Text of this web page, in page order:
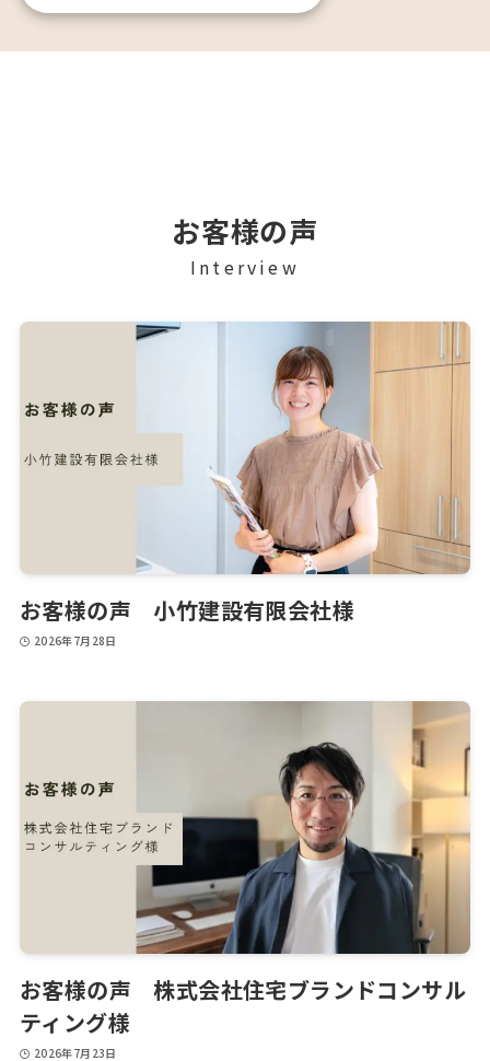
お客様の声
Interview
お客様の声 小竹建設有限会社様
2026年7月28日
お客様の声 株式会社住宅ブランドコンサル
ティング様
2026年7月23日